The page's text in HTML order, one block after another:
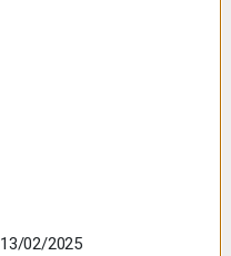
13/02/2025